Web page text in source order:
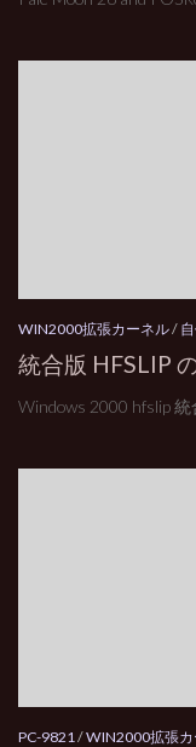
WIN2000拡張カーネル/
統合版 HFSLIP
Windows 2000 hfslip 統
PC-9821 /WIN2000拡張